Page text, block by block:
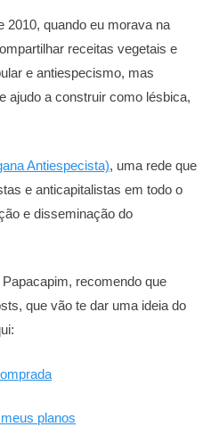
2010, quando eu morava na
receitas vegetais e
e antiespecismo, mas
ajudo a construir como lésbica,
Antiespecista), uma rede que
e anticapitalistas em todo o
e disseminação do
recomendo que
que vão te dar uma ideia do
planos